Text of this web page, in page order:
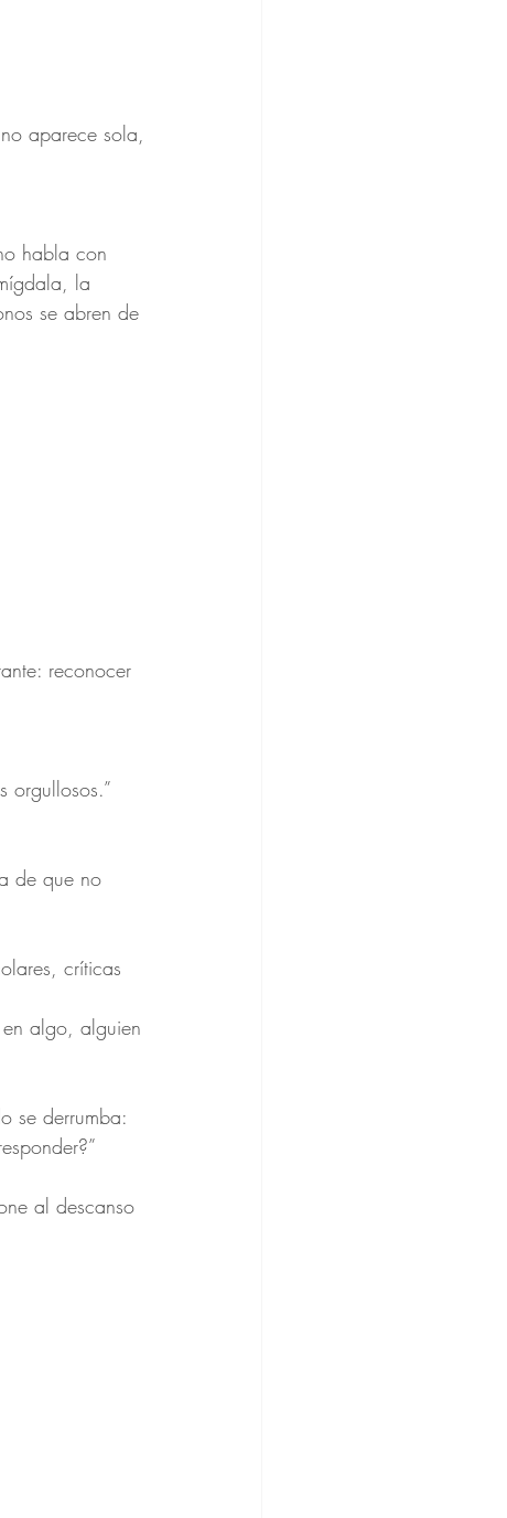
aparece sola,
habla con
la
se abren de
reconocer
orgullosos.”
de que no
críticas
algo, alguien
se derrumba:
al descanso